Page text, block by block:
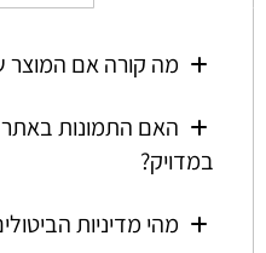
מה קורה אם המוצר
האם התמונות באתר
במדויק?
מהי מדיניות